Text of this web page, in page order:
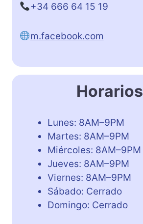
+34 666 64 15 19
m.facebook.com
Horarios
Lunes: 8AM–9PM
Martes: 8AM–9PM
Miércoles: 8AM–9PM
Jueves: 8AM–9PM
Viernes: 8AM–9PM
Sábado: Cerrado
Domingo: Cerrado